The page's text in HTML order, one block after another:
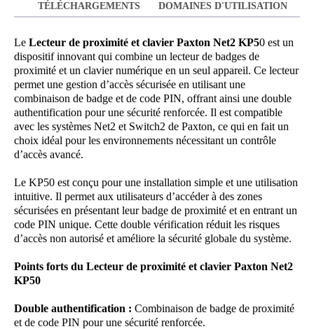
TÉLÉCHARGEMENTS DOMAINES D'UTILISATION
Le Lecteur de proximité et clavier Paxton Net2 KP50 est un
dispositif innovant qui combine un lecteur de badges de
proximité et un clavier numérique en un seul appareil. Ce lecteur
permet une gestion d’accès sécurisée en utilisant une
combinaison de badge et de code PIN, offrant ainsi une double
authentification pour une sécurité renforcée. Il est compatible
avec les systèmes Net2 et Switch2 de Paxton, ce qui en fait un
choix idéal pour les environnements nécessitant un contrôle
d’accès avancé.
Le KP50 est conçu pour une installation simple et une utilisation
intuitive. Il permet aux utilisateurs d’accéder à des zones
sécurisées en présentant leur badge de proximité et en entrant un
code PIN unique. Cette double vérification réduit les risques
d’accès non autorisé et améliore la sécurité globale du système.
Points forts du Lecteur de proximité et clavier Paxton Net2
KP50
Double authentification : Combinaison de badge de proximité
et de code PIN pour une sécurité renforcée.